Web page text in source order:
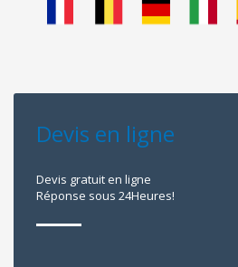
Devis en ligne
Devis gratuit en ligne
Réponse sous 24Heures!